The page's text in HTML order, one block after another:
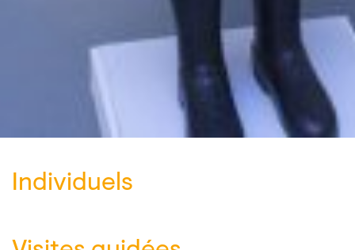
Individuels